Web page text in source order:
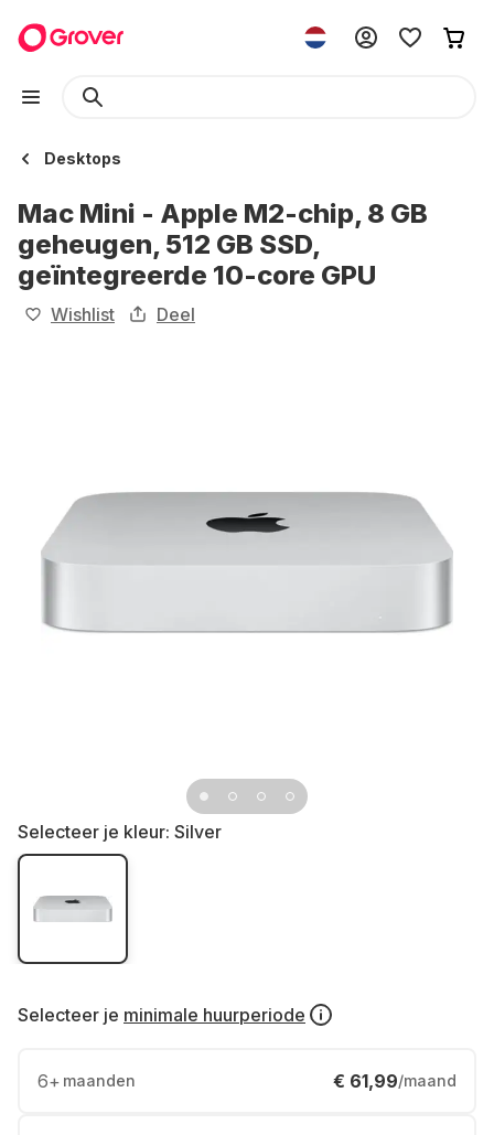
Desktops
Mac Mini - Apple M2-chip, 8 GB
geheugen, 512 GB SSD,
geïntegreerde 10-core GPU
Wishlist Deel
Selecteer je kleur: Silver
Selecteer je minimale huurperiode
6+ maanden € 61,99/maand